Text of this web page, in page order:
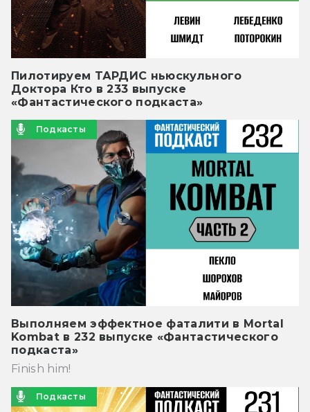
Пилотируем ТАРДИС ньюскульного
Доктора Кто в 233 выпуске
«Фантастического подкаста»
Подкасты
Выполняем эффектное фаталити в Mortal
Kombat в 232 выпуске «Фантастического
подкаста»
Finish him!
Подкасты